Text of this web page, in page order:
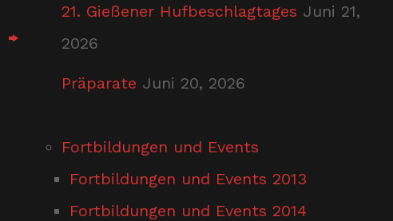
21. Gießener Hufbeschlagtages Juni 21,
2026
Präparate Juni 20, 2026
Fortbildungen und Events
Fortbildungen und Events 2013
Fortbildungen und Events 2014